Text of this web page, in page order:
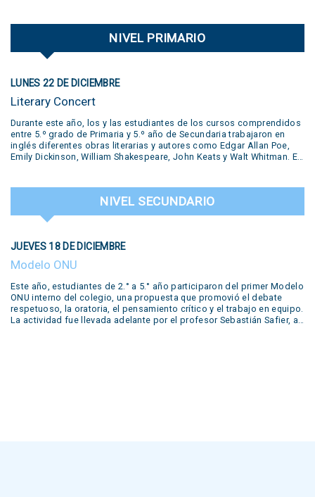
@jivers.swing por sumarse a cerrar la jornada con su música.
¡Gracias por el talento y la alegría que nos compartieron! VER VIDEO
AQUÍ
NIVEL PRIMARIO
LUNES 22 DE DICIEMBRE
Literary Concert
Durante este año, los y las estudiantes de los cursos comprendidos
entre 5.º grado de Primaria y 5.º año de Secundaria trabajaron en
inglés diferentes obras literarias y autores como Edgar Allan Poe,
Emily Dickinson, William Shakespeare, John Keats y Walt Whitman. En
Polo Creativo, lecturas de poemas, podcasts, salas de escape y
hasta un juicio en vivo. Todas estas propuestas formaron parte del
puso en valor el aprendizaje del inglés a través del arte, la literatura y
de nuestros estudiantes. Literary Concert This year, students from
worked in our year-long workshop with different literary productions
by famous writers such as Edgar Allan Poe, Emily Dickinson, William
Shakespeare, John Keats and Walt Whitman. Several productions
prepared by the students during the year were shown in our concert:
live performances of short plays, reading of poems, podcasts,
escape rooms, trailers and even a live trial. Many of these were
NIVEL SECUNDARIO
JUEVES 18 DE DICIEMBRE
Modelo ONU
Este año, estudiantes de 2.° a 5.° año participaron del primer Modelo
ONU interno del colegio, una propuesta que promovió el debate
respetuoso, la oratoria, el pensamiento crítico y el trabajo en equipo.
La actividad fue llevada adelante por el profesor Sebastián Safier, a